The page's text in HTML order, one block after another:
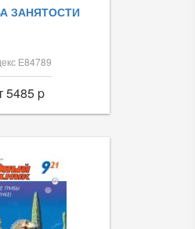
ЗАНЯТОСТИ
Е84789
5485 p